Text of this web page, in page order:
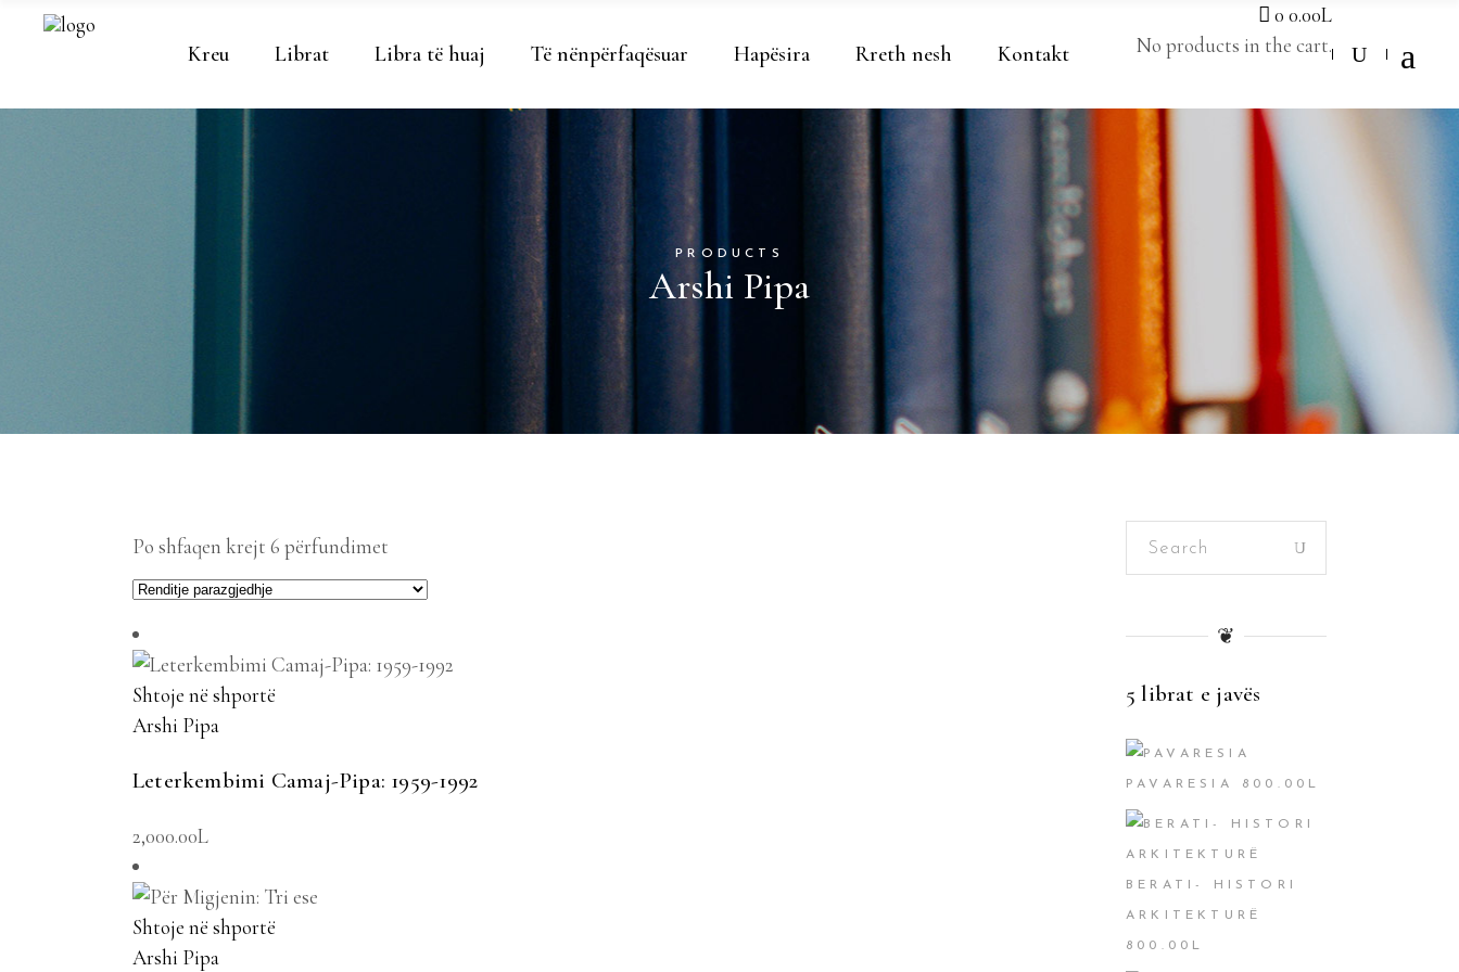
Kreu Librat Libra të huaj Të nënpërfaqësuar Hapësira Rreth nesh Kontakt
0 0.00L
No products in the cart.
PRODUCTS
Arshi Pipa
Po shfaqen krejt 6 përfundimet
Shtoje në shportë
Arshi Pipa
Leterkembimi Camaj-Pipa: 1959-1992
2,000.00L
Shtoje në shportë
Arshi Pipa
Search
❦
5 librat e javës
PAVARESIA 800.00 L
BERATI- HISTORI
ARKITEKTURË
800.00 L